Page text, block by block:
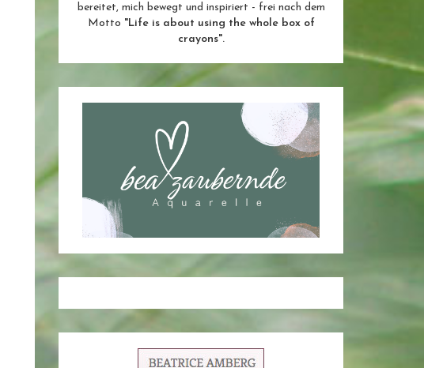
bereitet, mich bewegt und inspiriert - frei nach dem
Motto "Life is about using the whole box of
crayons".